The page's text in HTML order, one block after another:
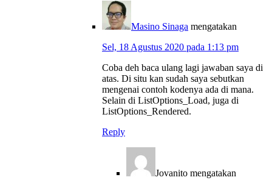
Masino Sinaga mengatakan
Sel, 18 Agustus 2020 pada 1:13 pm
Coba deh baca ulang lagi jawaban saya di
atas. Di situ kan sudah saya sebutkan
mengenai contoh kodenya ada di mana.
Selain di ListOptions_Load, juga di
ListOptions_Rendered.
Reply
Jovanito mengatakan